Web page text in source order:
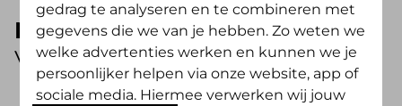
NIPT
Vergoeding 2025
gedrag te analyseren en te combineren met
gegevens die we van je hebben. Zo weten we
welke advertenties werken en kunnen we je
persoonlijker helpen via onze website, app of
sociale media. Hiermee verwerken wij jouw